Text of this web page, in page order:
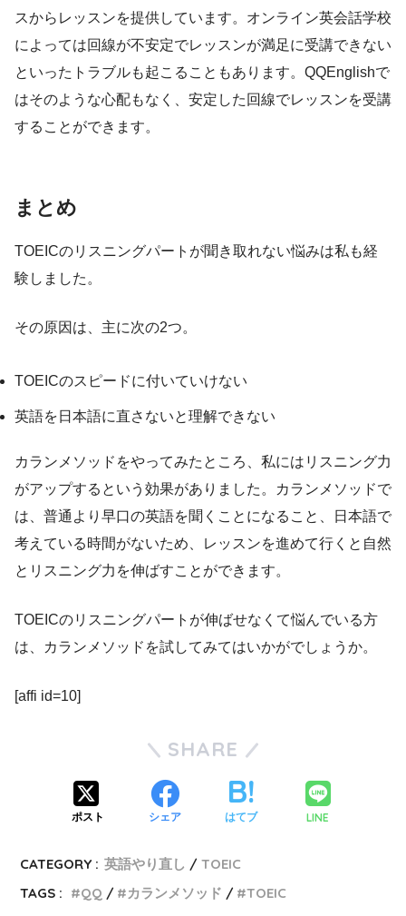
スからレッスンを提供しています。オンライン英会話学校
によっては回線が不安定でレッスンが満足に受講できない
といったトラブルも起こることもあります。QQEnglishで
はそのような心配もなく、安定した回線でレッスンを受講
することができます。
まとめ
TOEICのリスニングパートが聞き取れない悩みは私も経
験しました。
その原因は、主に次の2つ。
TOEICのスピードに付いていけない
英語を日本語に直さないと理解できない
カランメソッドをやってみたところ、私にはリスニング力
がアップするという効果がありました。カランメソッドで
は、普通より早口の英語を聞くことになること、日本語で
考えている時間がないため、レッスンを進めて行くと自然
とリスニング力を伸ばすことができます。
TOEICのリスニングパートが伸ばせなくて悩んでいる方
は、カランメソッドを試してみてはいかがでしょうか。
[affi id=10]
SHARE
ポスト シェア はてブ LINE
CATEGORY : 英語やり直し
TOEIC
TAGS :
QQ カランメソッド TOEIC